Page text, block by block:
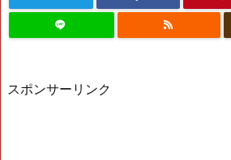
スポンサーリンク